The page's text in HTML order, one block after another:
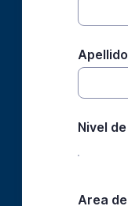
Apellido
Nivel
Area